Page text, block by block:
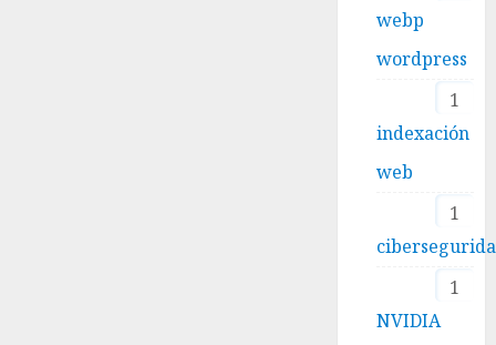
webp
wordpress
1
indexación
web
1
1
NVIDIA